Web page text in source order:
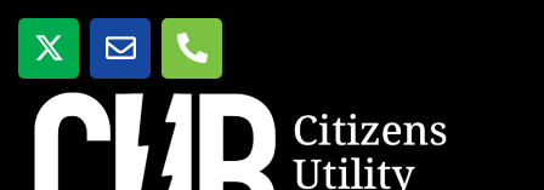
X
-
t
w
S
o
b
T
e
l